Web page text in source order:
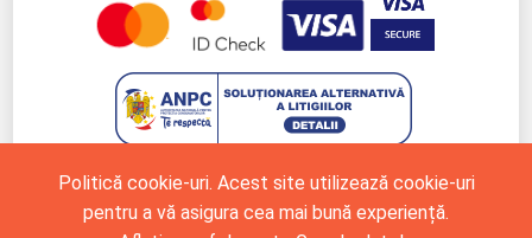
Politică cookie-uri. Acest site utilizează cookie-uri
pentru a vă asigura cea mai bună experiență.